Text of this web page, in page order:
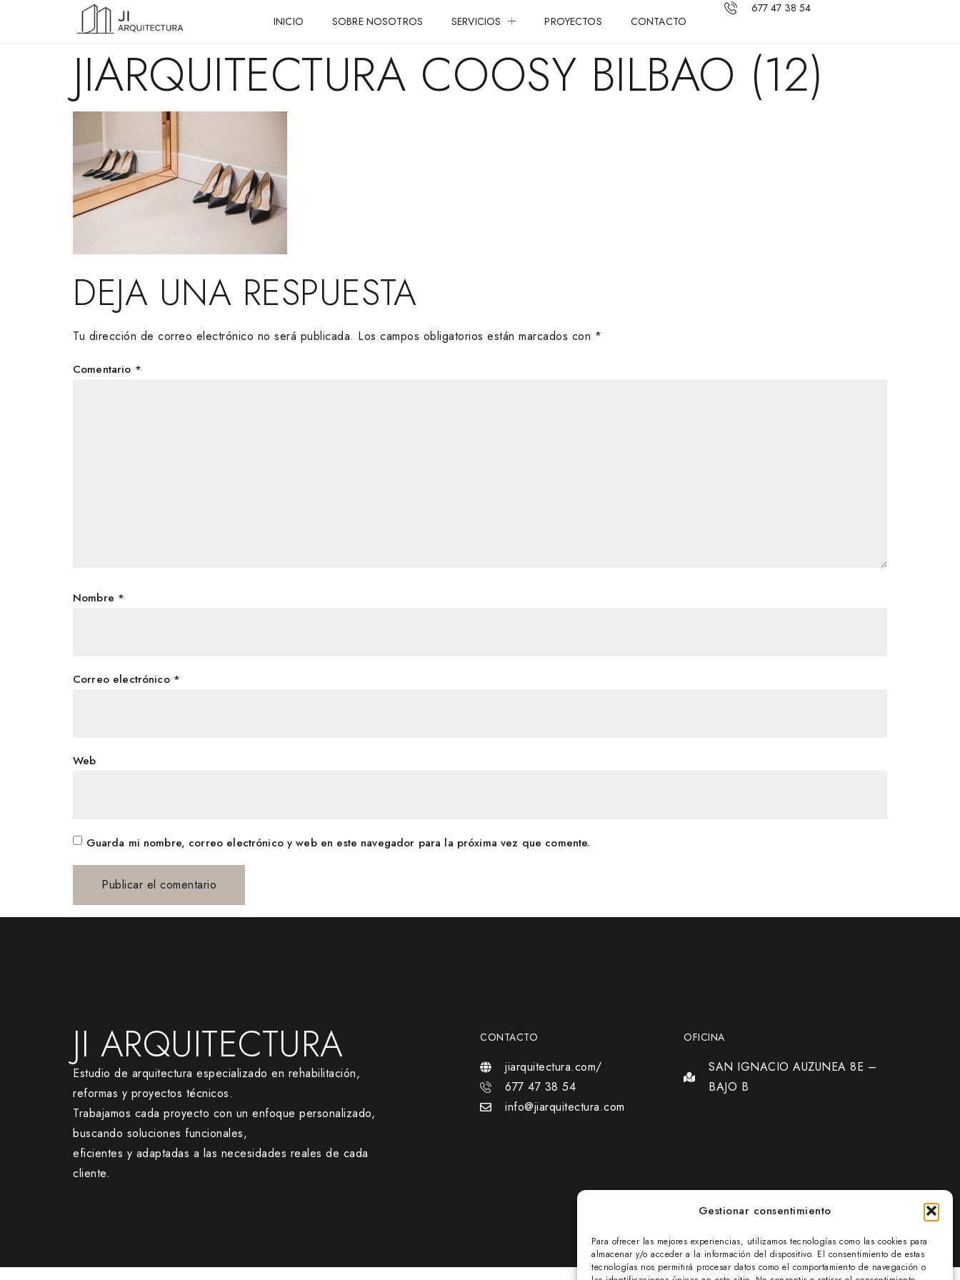
Gestionar consentimiento
Para ofrecer las mejores experiencias, utilizamos tecnologías como las cookies para
almacenar y/o acceder a la información del dispositivo. El consentimiento de estas
tecnologías nos permitirá procesar datos como el comportamiento de navegación o
INICIO SOBRE NOSOTROS SERVICIOS PROYECTOS CONTACTO
677 47 38 54
JIARQUITECTURA COOSY BILBAO (12)
DEJA UNA RESPUESTA
Tu dirección de correo electrónico no será publicada. Los campos obligatorios están marcados con *
Comentario *
Nombre *
Correo electrónico *
Web
Guarda mi nombre, correo electrónico y web en este navegador para la próxima vez que comente.
JI ARQUITECTURA
Estudio de arquitectura especializado en rehabilitación,
reformas y proyectos técnicos.
Trabajamos cada proyecto con un enfoque personalizado,
buscando soluciones funcionales,
eficientes y adaptadas a las necesidades reales de cada
cliente.
CONTACTO
jiarquitectura.com/
677 47 38 54
info@jiarquitectura.com
OFICINA
SAN IGNACIO AUZUNEA 8E –
BAJO B